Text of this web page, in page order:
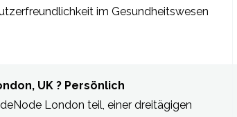
im Gesundheitswesen
UK ? Persönlich
London teil, einer dreitägigen